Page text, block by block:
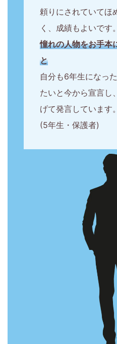
頼りにされていてほ
く、成績もよいです。
憧れの人物をお手本
と
自分も6年生になっ
たいと今から宣言し
げて発言しています。
(5年生・保護者)